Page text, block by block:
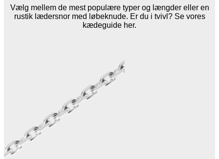
Vælg mellem de mest populære typer og længder eller en
rustik lædersnor med løbeknude. Er du i tvivl? Se vores
kædeguide her.